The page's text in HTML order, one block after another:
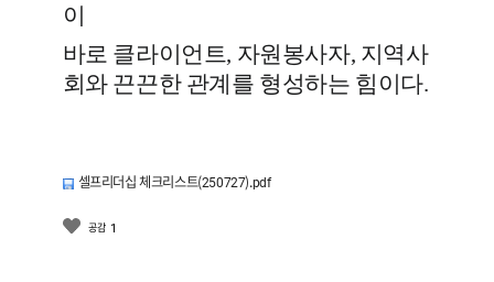
이
바로 클라이언트, 자원봉사자, 지역사
회와 끈끈한 관계를 형성하는 힘이다.
셀프리더십 체크리스트(250727).pdf
공감 1